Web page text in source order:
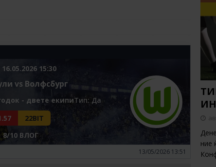
15:30
vs Волфсбург
- двете екипиTип: Да
22BIT
8/10 ВЛОГ
13/05/2026 13:51
ние